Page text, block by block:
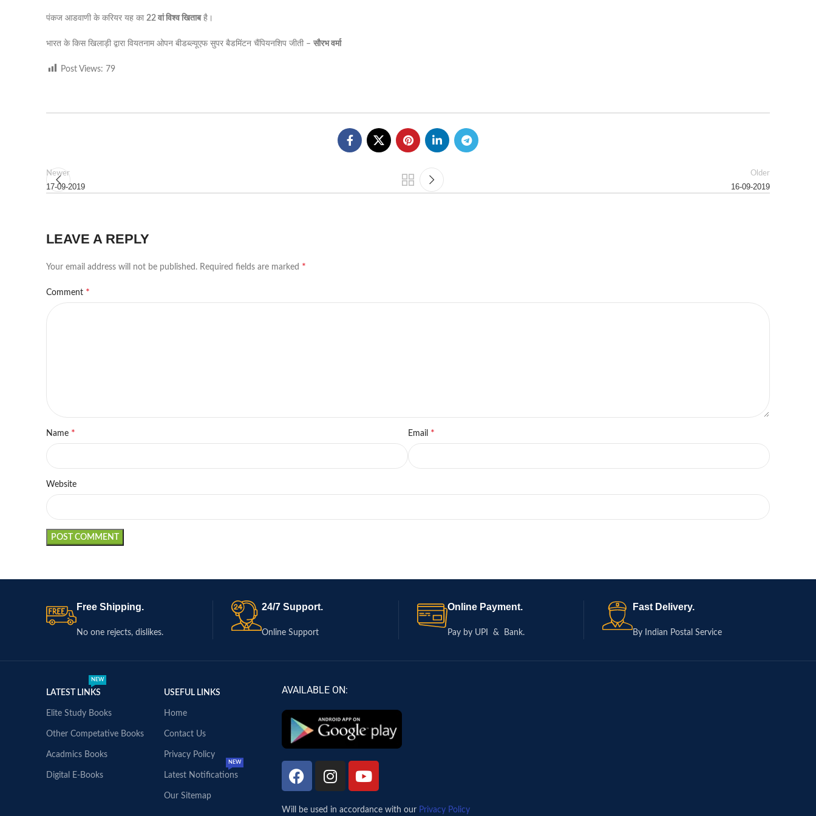
पंकज आडवाणी के करियर यह का 22 वां विश्व खिताबहै।
भारत के किस खिलाड़ी द्वारा वियतनाम ओपन बीडब्ल्यूएफ सुपर बैडमिंटन चैंपियनशिप जीती – सौरभ वर्मा
Post Views: 79
Newer
17-09-2019
Older
16-09-2019
LEAVE A REPLY
Your email address will not be published. Required fields are marked *
Comment *
Name * Email *
Website
Free Shipping.
No one rejects, dislikes.
24/7 Support.
Online Support
Online Payment.
Pay by UPI & Bank.
Fast Delivery.
By Indian Postal Service
LATEST LINKS
NEW
Elite Study Books
Other Competative Books
Acadmics Books
Digital E-Books
USEFUL LINKS
Home
Contact Us
Privacy Policy
Latest Notifications
NEW
Our Sitemap
AVAILABLE ON:
Will be used in accordance with our Privacy Policy